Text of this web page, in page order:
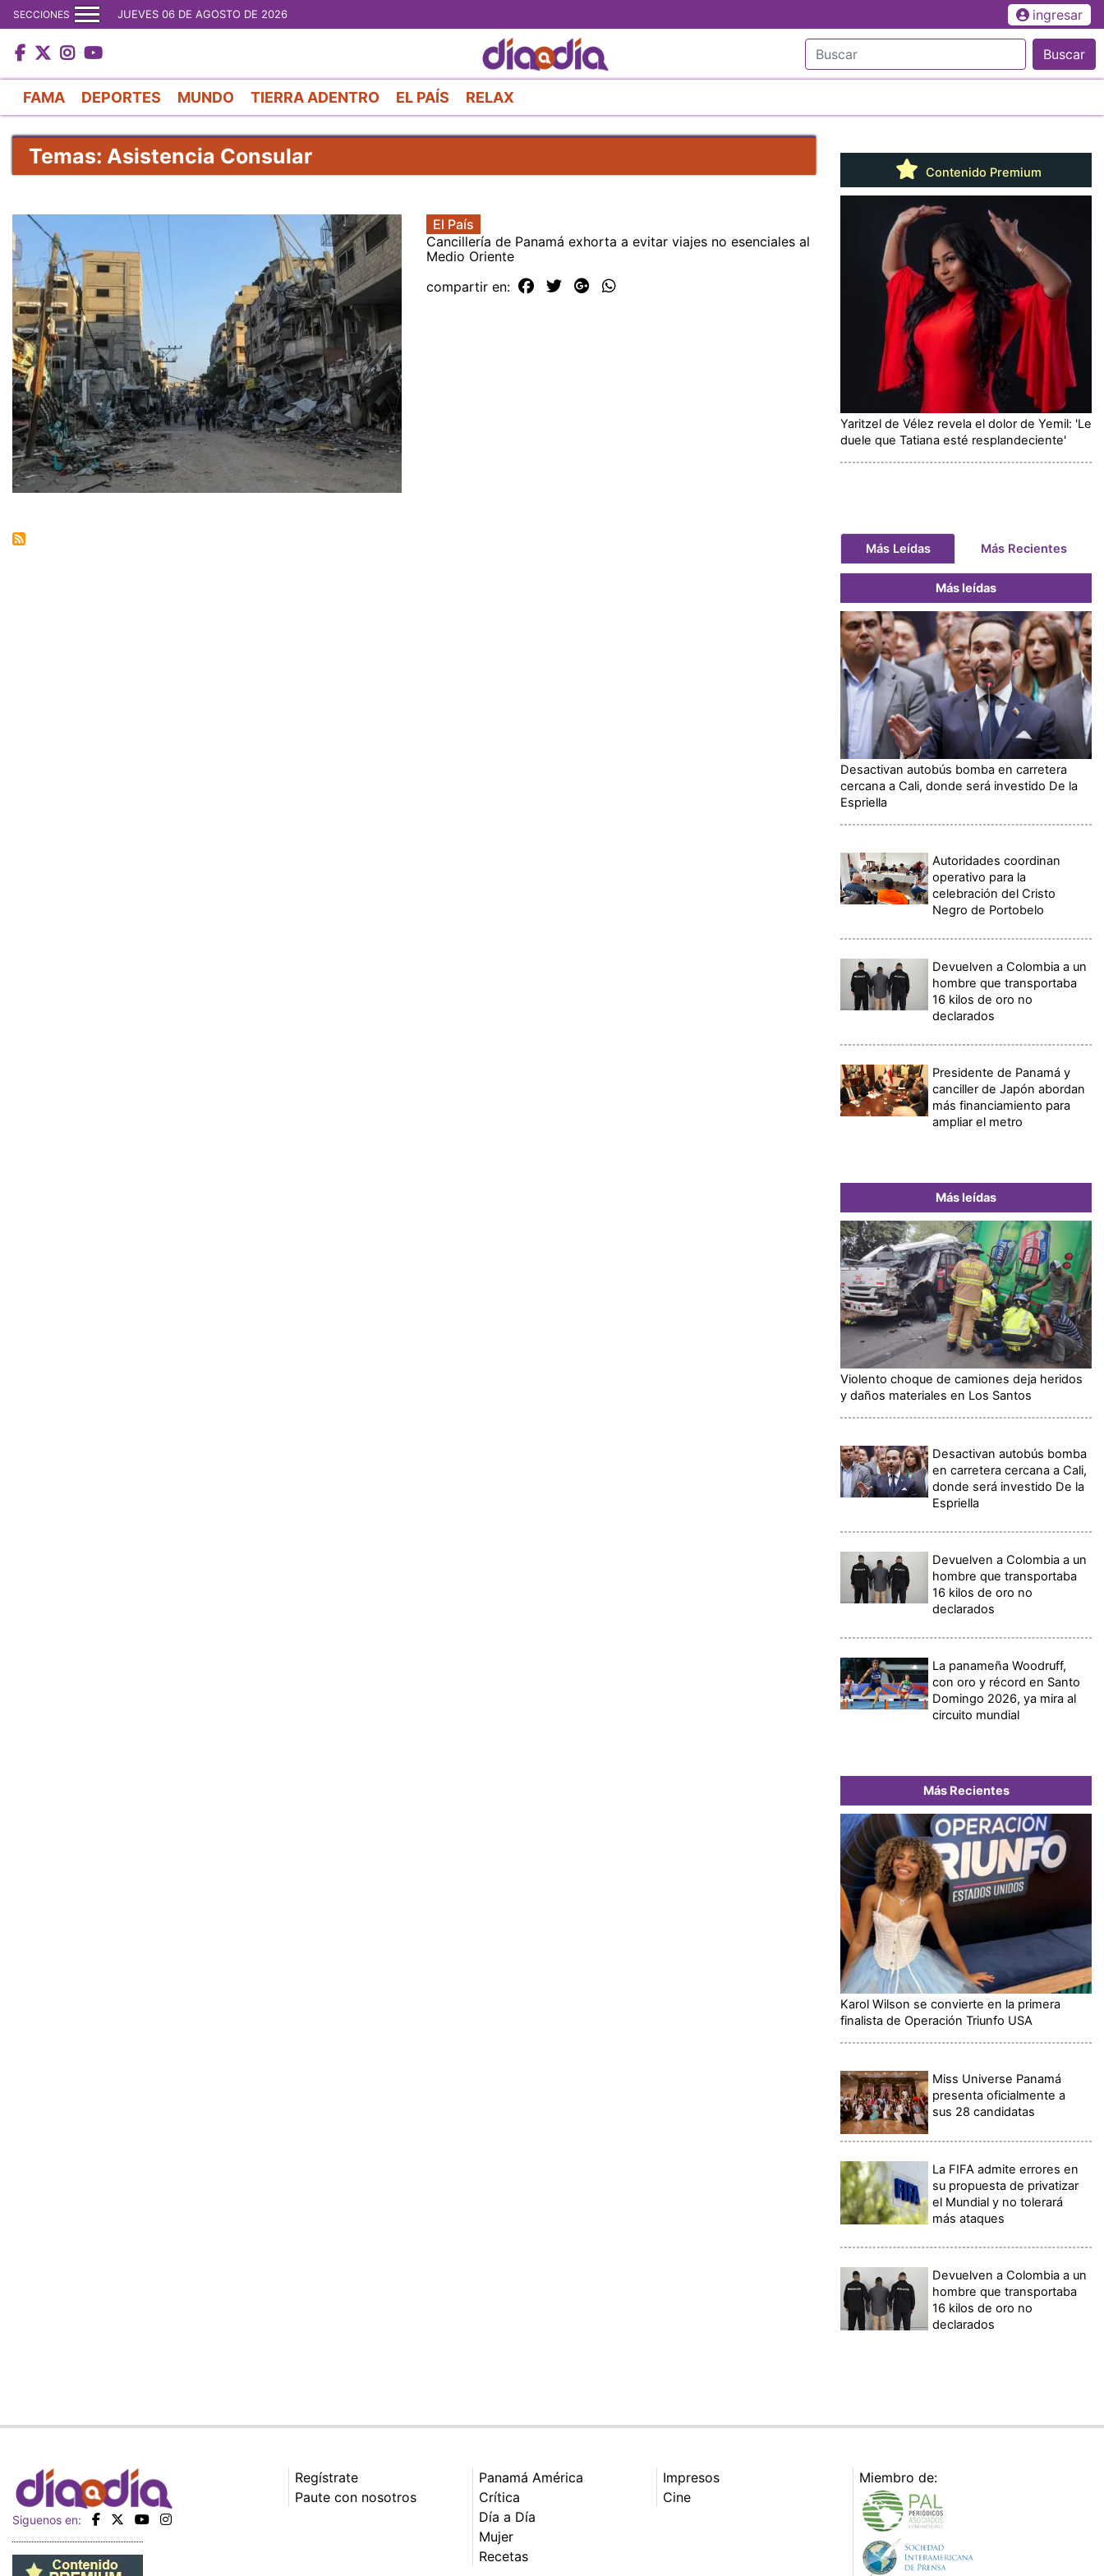
al
contenido
principal
SECCIONES JUEVES 06 DE AGOSTO DE 2026 ingresar
Buscar
FAMA DEPORTES MUNDO TIERRA ADENTRO EL PAÍS RELAX
Temas: Asistencia Consular
El País
Cancillería de Panamá exhorta a evitar viajes no esenciales al
Medio Oriente
compartir en:
Contenido Premium
Yaritzel de Vélez revela el dolor de Yemil: 'Le
duele que Tatiana esté resplandeciente'
Más Leídas Más Recientes
Más leídas
Desactivan autobús bomba en carretera
cercana a Cali, donde será investido De la
Espriella
Autoridades coordinan
operativo para la
celebración del Cristo
Negro de Portobelo
Devuelven a Colombia a un
hombre que transportaba
16 kilos de oro no
declarados
Presidente de Panamá y
canciller de Japón abordan
más financiamiento para
ampliar el metro
Más leídas
Violento choque de camiones deja heridos
y daños materiales en Los Santos
Desactivan autobús bomba
en carretera cercana a Cali,
donde será investido De la
Espriella
Devuelven a Colombia a un
hombre que transportaba
16 kilos de oro no
declarados
La panameña Woodruff,
con oro y récord en Santo
Domingo 2026, ya mira al
circuito mundial
Más Recientes
Karol Wilson se convierte en la primera
finalista de Operación Triunfo USA
Miss Universe Panamá
presenta oficialmente a
sus 28 candidatas
La FIFA admite errores en
su propuesta de privatizar
el Mundial y no tolerará
más ataques
Devuelven a Colombia a un
hombre que transportaba
16 kilos de oro no
declarados
Siguenos en:
Regístrate
Paute con nosotros
Panamá América
Crítica
Día a Día
Mujer
Recetas
Impresos
Cine
Miembro de: